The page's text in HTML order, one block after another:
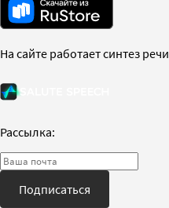
На сайте работает синтез речи
Рассылка:
Подписаться